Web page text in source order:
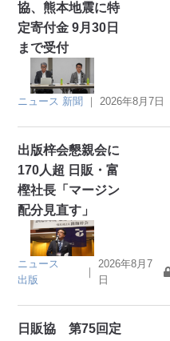
協、熊本地震に特
定寄付金 9月30日
まで受付
ニュース 新聞 ｜2026年8月7日
出版梓会懇親会に
170人超 日販・富
樫社長「マージン
配分見直す」
ニュース
出版
｜
2026年8月7
日
日販協 第75回定